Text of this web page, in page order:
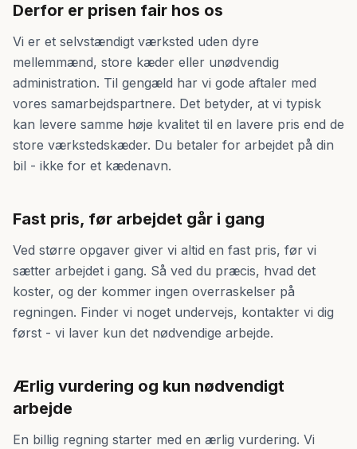
Derfor er prisen fair hos os
Vi er et selvstændigt værksted uden dyre
mellemmænd, store kæder eller unødvendig
administration. Til gengæld har vi gode aftaler med
vores samarbejdspartnere. Det betyder, at vi typisk
kan levere samme høje kvalitet til en lavere pris end de
store værkstedskæder. Du betaler for arbejdet på din
bil - ikke for et kædenavn.
Fast pris, før arbejdet går i gang
Ved større opgaver giver vi altid en fast pris, før vi
sætter arbejdet i gang. Så ved du præcis, hvad det
koster, og der kommer ingen overraskelser på
regningen. Finder vi noget undervejs, kontakter vi dig
først - vi laver kun det nødvendige arbejde.
Ærlig vurdering og kun nødvendigt
arbejde
En billig regning starter med en ærlig vurdering. Vi